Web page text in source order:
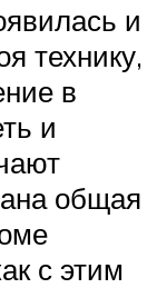
и
технику,
в
и
общая
с этим